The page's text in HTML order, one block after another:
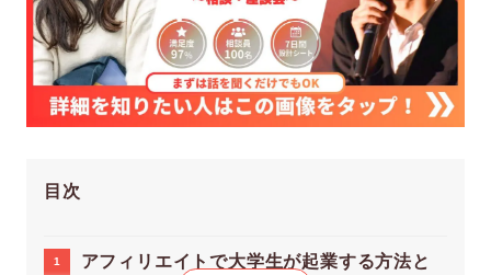
目次
アフィリエイトで大学生が起業する方法と